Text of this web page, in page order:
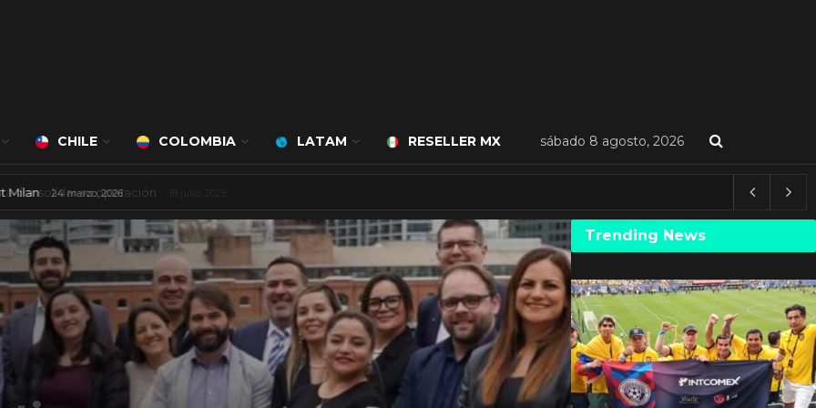
CHILE COLOMBIA LATAM RESELLER MX sábado 8 agosto, 2026
a cargo de Bert Milan 24 marzo, 2026
Trending News